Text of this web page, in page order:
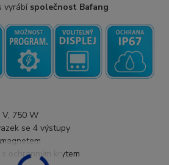
vyrábí společnost Bafang
750 W
se 4 výstupy
ochranným krytem